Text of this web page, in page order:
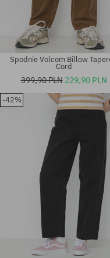
Dostępne rozmiary:
Spodnie Volcom Billow
Cord
399,90 PLN 229,90 PLN
-42%